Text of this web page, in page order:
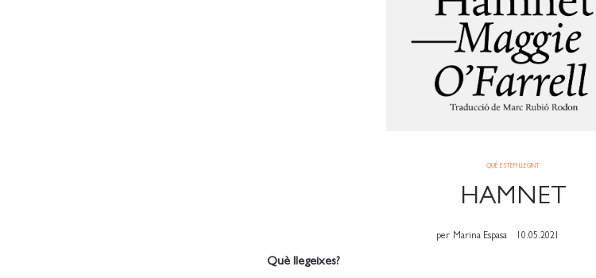
QUÈ ESTEM LLEGINT
HAMNET
per Marina Espasa 10.05.2021
Què llegeixes?